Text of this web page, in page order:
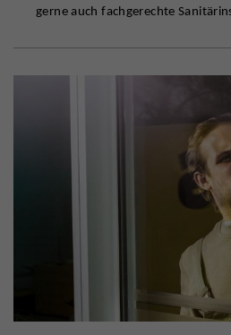
gerne auch fachgerechte